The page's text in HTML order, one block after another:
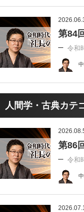
第84
令和
人間学・古典カテ
第86
令和
2026.07.1